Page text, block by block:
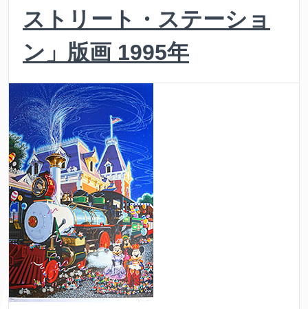
ストリート・ステーショ
ン」版画 1995年